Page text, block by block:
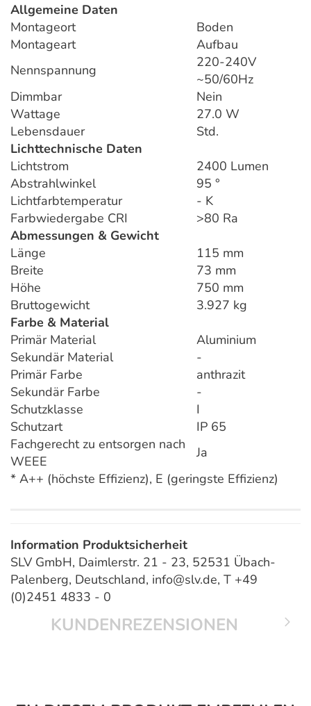
Allgemeine Daten
Montageort
Boden
Montageart
Aufbau
Nennspannung
220-240V
~50/60Hz
Dimmbar
Nein
Wattage
27.0 W
Lebensdauer
Std.
Lichttechnische Daten
Lichtstrom
2400 Lumen
Abstrahlwinkel
95 °
Lichtfarbtemperatur
- K
Farbwiedergabe CRI
>80 Ra
Abmessungen & Gewicht
Länge
115 mm
Breite
73 mm
Höhe
750 mm
Bruttogewicht
3.927 kg
Farbe & Material
Primär Material
Aluminium
Sekundär Material
-
Primär Farbe
anthrazit
Sekundär Farbe
-
Schutzklasse
I
Schutzart
IP 65
Fachgerecht zu entsorgen nach
WEEE
Ja
* A++ (höchste Effizienz), E (geringste Effizienz)
Information Produktsicherheit
SLV GmbH, Daimlerstr. 21 - 23, 52531 Übach-
Palenberg, Deutschland, info@slv.de, T +49
(0)2451 4833 - 0
KUNDENREZENSIONEN